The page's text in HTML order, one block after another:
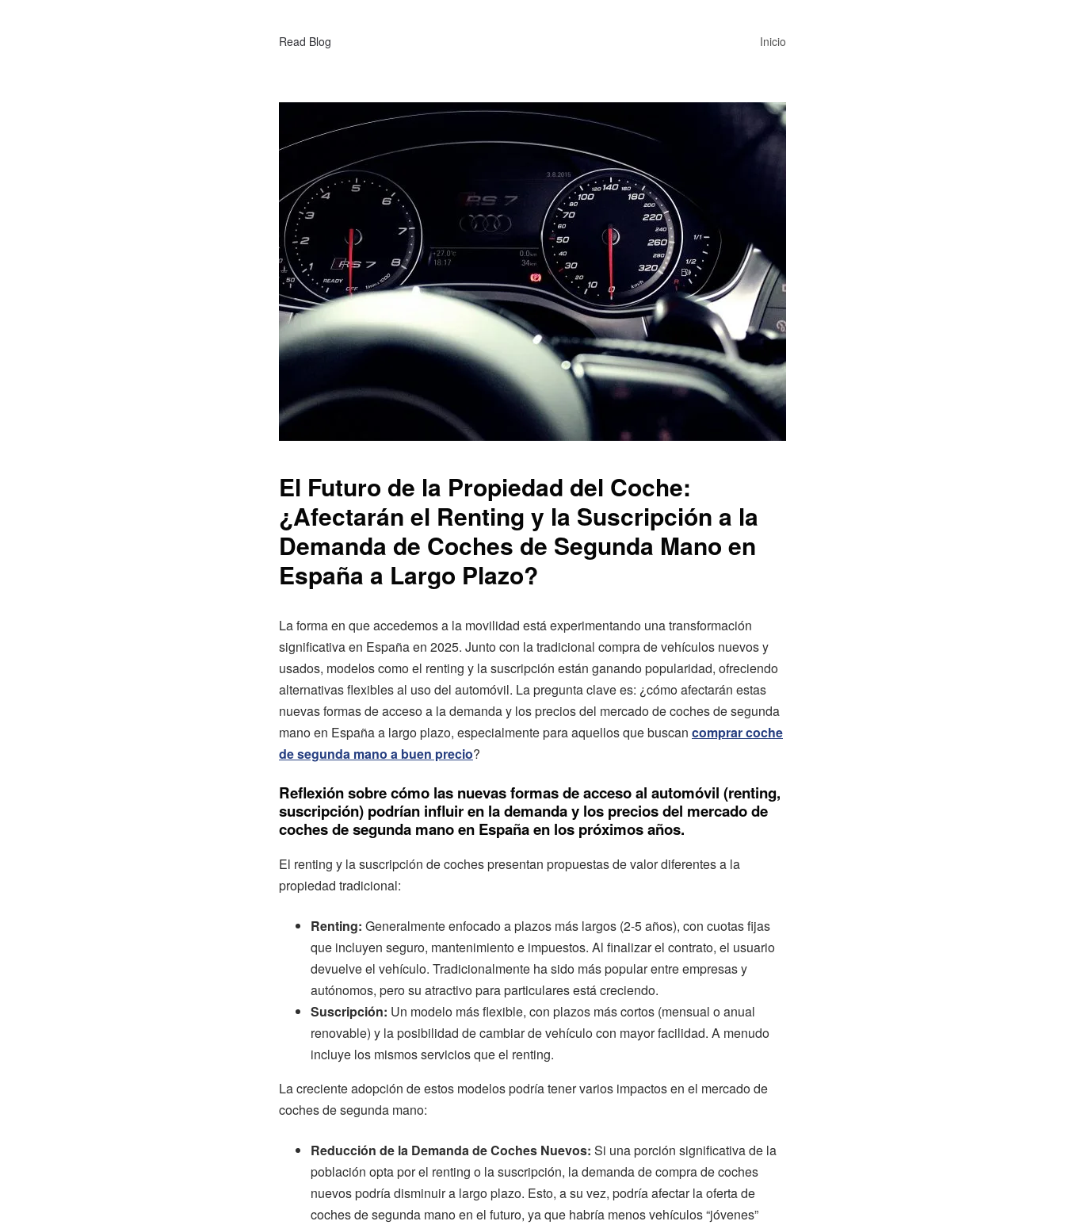
Read Blog Inicio
El Futuro de la Propiedad del Coche:
¿Afectarán el Renting y la Suscripción a la
Demanda de Coches de Segunda Mano en
España a Largo Plazo?
La forma en que accedemos a la movilidad está experimentando una transformación
significativa en España en 2025. Junto con la tradicional compra de vehículos nuevos y
usados, modelos como el renting y la suscripción están ganando popularidad, ofreciendo
alternativas flexibles al uso del automóvil. La pregunta clave es: ¿cómo afectarán estas
nuevas formas de acceso a la demanda y los precios del mercado de coches de segunda
mano en España a largo plazo, especialmente para aquellos que buscan comprar coche
de segunda mano a buen precio?
Reflexión sobre cómo las nuevas formas de acceso al automóvil (renting,
suscripción) podrían influir en la demanda y los precios del mercado de
coches de segunda mano en España en los próximos años.
El renting y la suscripción de coches presentan propuestas de valor diferentes a la
propiedad tradicional:
Renting: Generalmente enfocado a plazos más largos (2-5 años), con cuotas fijas
que incluyen seguro, mantenimiento e impuestos. Al finalizar el contrato, el usuario
devuelve el vehículo. Tradicionalmente ha sido más popular entre empresas y
autónomos, pero su atractivo para particulares está creciendo.
Suscripción: Un modelo más flexible, con plazos más cortos (mensual o anual
renovable) y la posibilidad de cambiar de vehículo con mayor facilidad. A menudo
incluye los mismos servicios que el renting.
La creciente adopción de estos modelos podría tener varios impactos en el mercado de
coches de segunda mano:
Reducción de la Demanda de Coches Nuevos: Si una porción significativa de la
población opta por el renting o la suscripción, la demanda de compra de coches
nuevos podría disminuir a largo plazo. Esto, a su vez, podría afectar la oferta de
coches de segunda mano en el futuro, ya que habría menos vehículos “jóvenes”